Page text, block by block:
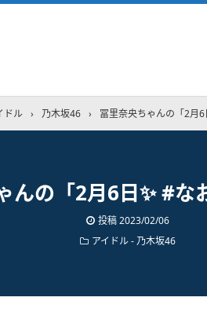
ドル › 乃木坂46 › 冨里奈央ちゃんの「2月6
んの「2月6日✨ #な
投稿2023/02/06
アイドル - 乃木坂46